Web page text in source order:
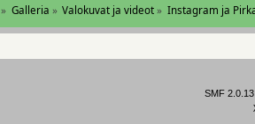
» Galleria » Valokuvat ja videot » Instagram ja
SMF 2.0.13